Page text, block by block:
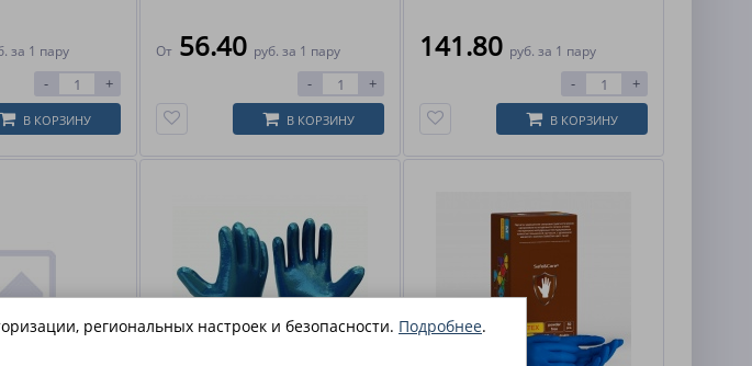
за 1 пару
- +
В КОРЗИНУ
От 56.40 руб. за 1 пару
- +
В КОРЗИНУ
141.80 руб. за 1 пару
- +
В КОРЗИНУ
региональных настроек и безопасности. Подробнее.